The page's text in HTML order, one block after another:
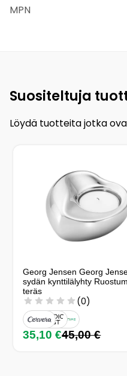
MPN
Suositeltuja
Löydä tuotteita jotka
Georg Jensen Georg
sydän kynttilälyhty
teräs
(0)
35,10 €45,00 €